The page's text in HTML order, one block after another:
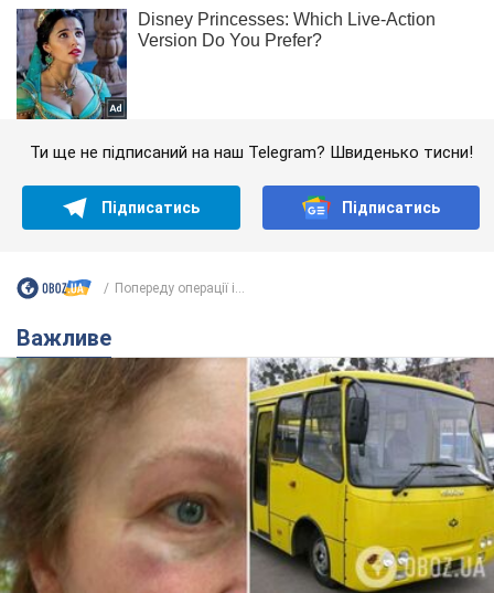
Ти ще не підписаний на наш Telegram? Швиденько тисни!
Підписатись Підписатись
Попереду операції і...
Важливе